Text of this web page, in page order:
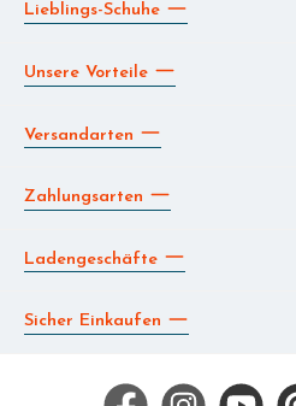
Lieblings-Schuhe
Unsere Vorteile
Versandarten
Zahlungsarten
Ladengeschäfte
Sicher Einkaufen